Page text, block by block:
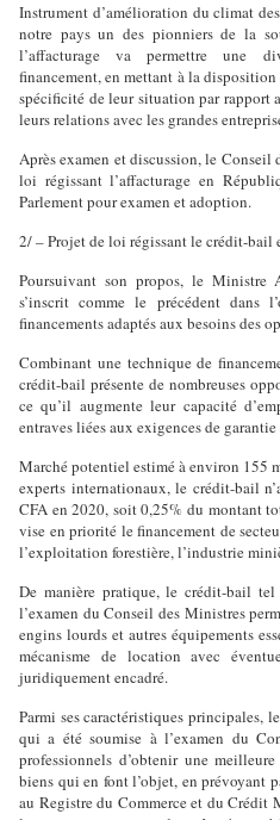
Instrument d’amélioration du climat
notre pays un des pionniers de la
l’affacturage va permettre une
financement, en mettant à la
spécificité de leur situation par rapport
leurs relations avec les grandes
Après examen et discussion, le
loi régissant l’affacturage en
Parlement pour examen et adoption.
2/ – Projet de loi régissant le crédit-bail
Poursuivant son propos, le Ministre
s’inscrit comme le précédent dans
financements adaptés aux besoins des
Combinant une technique de
crédit-bail présente de nombreuses
ce qu’il augmente leur capacité
entraves liées aux exigences de
Marché potentiel estimé à environ 155
experts internationaux, le crédit-bail
CFA en 2020, soit 0,25% du montant
vise en priorité le financement de
l’exploitation forestière, l’industrie
De manière pratique, le crédit-bail
l’examen du Conseil des Ministres
engins lourds et autres équipements
mécanisme de location avec
juridiquement encadré.
Parmi ses caractéristiques principales,
qui a été soumise à l’examen du
professionnels d’obtenir une
biens qui en font l’objet, en prévoyant
au Registre du Commerce et du